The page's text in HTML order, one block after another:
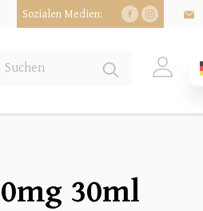
Sozialen Medien:
30ml